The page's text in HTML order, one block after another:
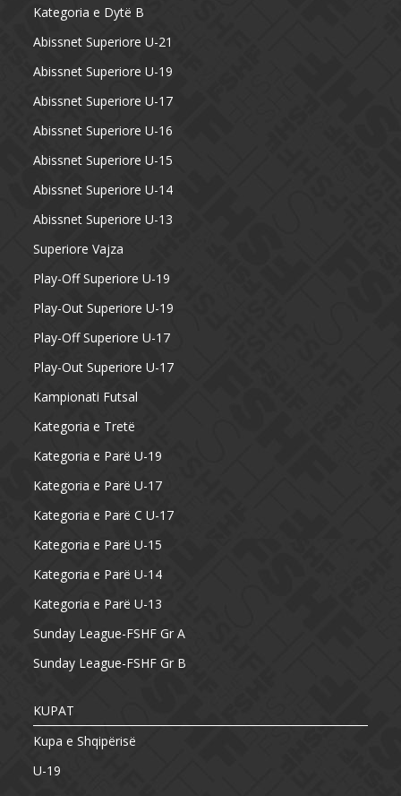
Kategoria e Dytë B
Abissnet Superiore U-21
Abissnet Superiore U-19
Abissnet Superiore U-17
Abissnet Superiore U-16
Abissnet Superiore U-15
Abissnet Superiore U-14
Abissnet Superiore U-13
Superiore Vajza
Play-Off Superiore U-19
Play-Out Superiore U-19
Play-Off Superiore U-17
Play-Out Superiore U-17
Kampionati Futsal
Kategoria e Tretë
Kategoria e Parë U-19
Kategoria e Parë U-17
Kategoria e Parë C U-17
Kategoria e Parë U-15
Kategoria e Parë U-14
Kategoria e Parë U-13
Sunday League-FSHF Gr A
Sunday League-FSHF Gr B
KUPAT
Kupa e Shqipërisë
U-19